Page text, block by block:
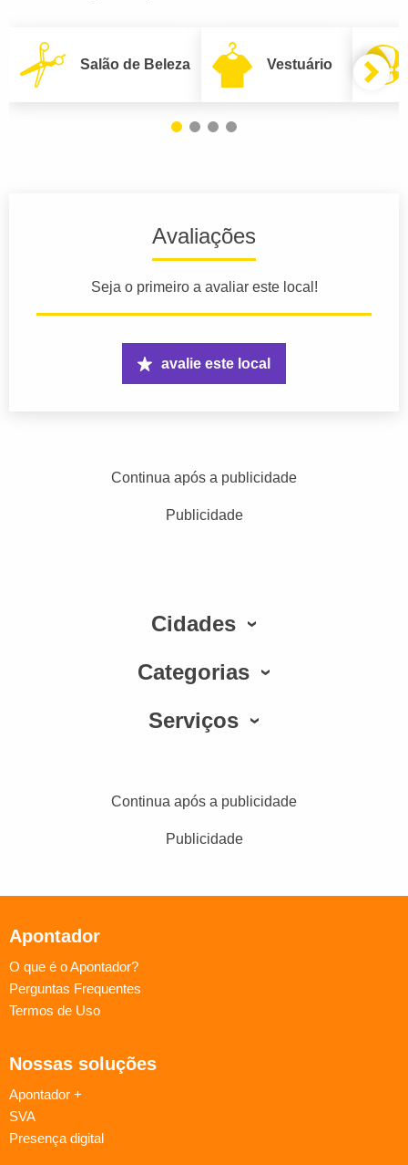
Salão de Beleza Vestuário
Avaliações
Seja o primeiro a avaliar este local!
avalie este local
Continua após a publicidade
Publicidade
Cidades
Categorias
Serviços
Continua após a publicidade
Publicidade
Apontador
O que é o Apontador?
Perguntas Frequentes
Termos de Uso
Nossas soluções
Apontador +
SVA
Presença digital